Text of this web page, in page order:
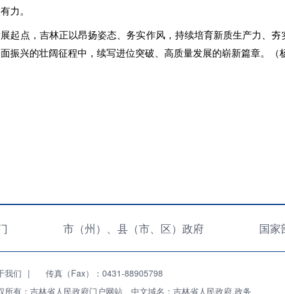
力。
起点，吉林正以昂扬姿态、务实作风，持续培育新质生产力、
振兴的壮阔征程中，续写进位突破、高质量发展的崭新篇章。（
市（州）、县（市、区）政府 国家
我们 |
传真（Fax）：0431-88905798
所有：吉林省人民政府门户网站 中文域名：吉林省人民政府.政务